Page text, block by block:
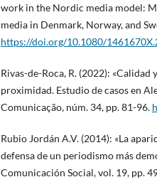
work in the Nordic media model:
media in Denmark, Norway, and
https://doi.org/10.1080/
Rivas-de-Roca, R. (2022):
proximidad. Estudio de casos en
Comunicação, núm. 34, pp. 81-96.
Rubio Jordán A.V. (2014): «La
defensa de un periodismo más
Comunicación Social, vol. 19, pp.